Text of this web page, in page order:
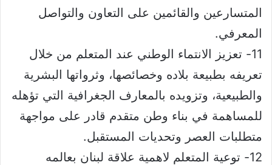
المتسارعين والقائمين على التعاون والتواصل
المعرفي.
11- تعزيز الانتماء الوطني عند المتعلم من خلال
تعريفه بطبيعة بلاده وخصائصها، وثرواتها البشرية
والطبيعية، وتزويده بالمعارف الجغرافية التي تؤهله
للمساهمة في بناء وطن متقدم قادر على مواجهة
متطلبات العصر وتحديات المستقبل.
12- توعية المتعلم لاهمية علاقة لبنان بعالمه